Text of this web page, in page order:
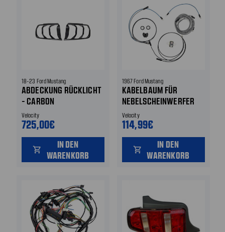
18-23 Ford Mustang
ABDECKUNG RÜCKLICHT
- CARBON
Velocity
725,00€
shopping_cart
IN DEN
WARENKORB
1967 Ford Mustang
KABELBAUM FÜR
NEBELSCHEINWERFER
Velocity
114,99€
shopping_cart
IN DEN
WARENKORB